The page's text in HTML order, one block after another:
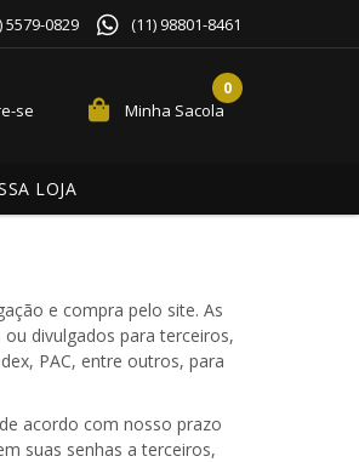
5579-0829 (11) 98801-8461
se
0
Minha Sacola
LOJA
e compra pelo site. As
divulgados para terceiros,
PAC, entre outros, para
acordo com nosso prazo
suas senhas a terceiros,